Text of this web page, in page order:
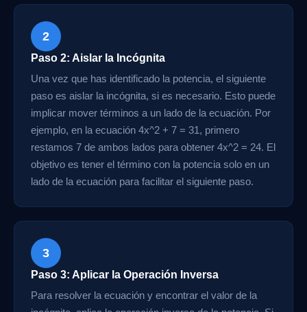
2
Paso 2: Aislar la Incógnita
Una vez que has identificado la potencia, el siguiente
paso es aislar la incógnita, si es necesario. Esto puede
implicar mover términos a un lado de la ecuación. Por
ejemplo, en la ecuación 4x^2 + 7 = 31, primero
restamos 7 de ambos lados para obtener 4x^2 = 24. El
objetivo es tener el término con la potencia solo en un
lado de la ecuación para facilitar el siguiente paso.
3
Paso 3: Aplicar la Operación Inversa
Para resolver la ecuación y encontrar el valor de la